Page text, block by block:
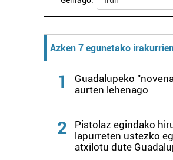
Webgune honek cookie propioak eta
baliatzen gara. Ohar hau onartuz gero,
Azken 7 egunetako
1
Guadalupeko
aurten lehenago
2
Pistolaz egindako
lapurreten ustezko
atxilotu dute